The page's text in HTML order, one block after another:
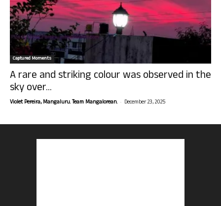
Captured Moments
A rare and striking colour was observed in the
sky over...
Violet Pereira, Mangaluru. Team Mangalorean. - December 23, 2025